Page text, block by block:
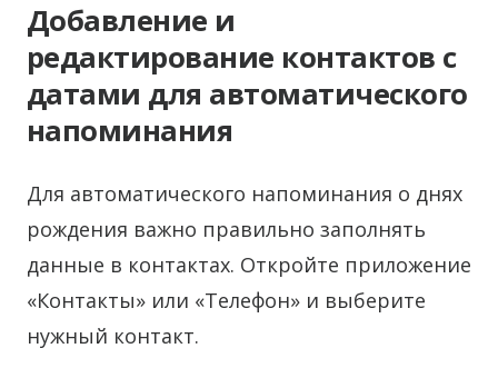
Добавление и
редактирование контактов с
датами для автоматического
напоминания
Для автоматического напоминания о днях
рождения важно правильно заполнять
данные в контактах. Откройте приложение
«Контакты» или «Телефон» и выберите
нужный контакт.